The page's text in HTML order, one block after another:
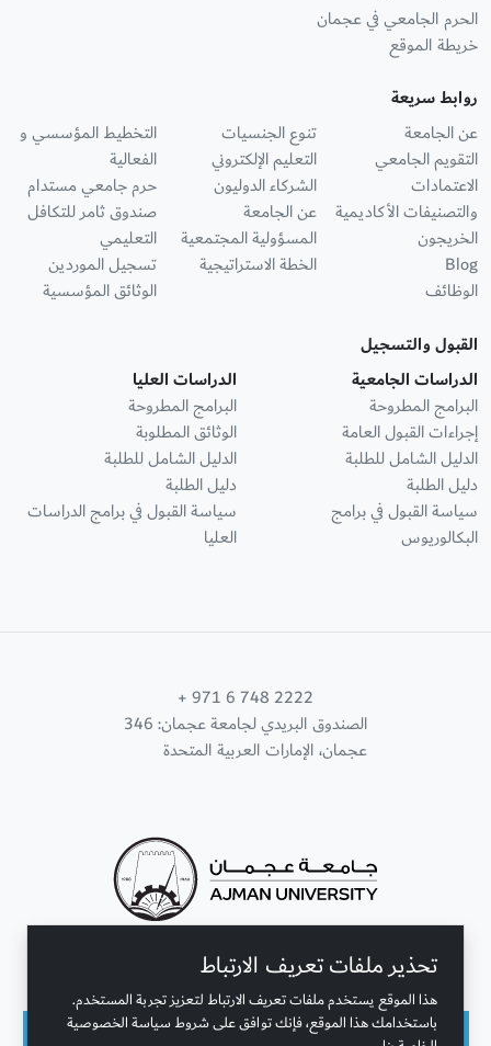
تحذير ملفات تعريف الارتباط
هذا الموقع يستخدم ملفات تعريف الارتباط لتعزيز تجربة المستخدم.
باستخدامك هذا الموقع، فإنك توافق على شروط سياسة الخصوصية
الحرم الجامعي في عجمان
خريطة الموقع
روابط سريعة
عن الجامعة
التقويم الجامعي
الاعتمادات
والتصنيفات الأكاديمية
الخريجون
Blog
الوظائف
تنوع الجنسيات
التعليم الإلكتروني
الشركاء الدوليون
عن الجامعة
المسؤولية المجتمعية
الخطة الاستراتيجية
التخطيط المؤسسي و
الفعالية
حرم جامعي مستدام
صندوق ثامر للتكافل
التعليمي
تسجيل الموردين
الوثائق المؤسسية
القبول والتسجيل
الدراسات الجامعية
البرامج المطروحة
إجراءات القبول العامة
الدليل الشامل للطلبة
دليل الطلبة
سياسة القبول في برامج
البكالوريوس
الدراسات العليا
البرامج المطروحة
الوثائق المطلوبة
الدليل الشامل للطلبة
دليل الطلبة
سياسة القبول في برامج الدراسات
العليا
+ 971 6 748 2222
الصندوق البريدي لجامعة عجمان: 346
عجمان، الإمارات العربية المتحدة
تواصل معنا